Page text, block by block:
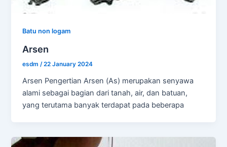
Batu non logam
Arsen
esdm/22 January 2024
Arsen Pengertian Arsen (As) merupakan senyawa
alami sebagai bagian dari tanah, air, dan batuan,
yang terutama banyak terdapat pada beberapa